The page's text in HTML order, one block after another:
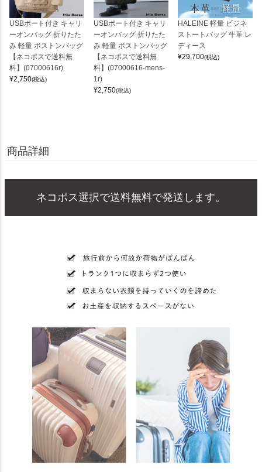
USBポート付き キャリ
ーオンバッグ 折りたた
み 軽量 ボストンバッグ
【ネコポスで送料無
料】(07000616r)
¥2,750(税込)
USBポート付き キャリ
ーオンバッグ 折りたた
み 軽量 ボストンバッグ
【ネコポスで送料無
料】(07000616-mens-
1r)
¥2,750(税込)
HALEINE 軽量 ビジネ
ストートバッグ 牛革 レ
ディース
¥29,700(税込)
商品詳細
ネコポス選択で送料無料で発送します。